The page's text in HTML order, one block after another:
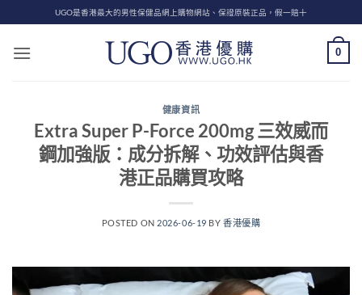
to
content
UGO是香港最大的男性保健品網上購物網站、保證原裝正品，假一賠十
0
健康資訊
Extra Super P-Force 200mg 三效威而
鋼加強版：成分拆解、功效評估與香
港正品購買攻略
POSTED ON 2026-06-19 BY香港優購